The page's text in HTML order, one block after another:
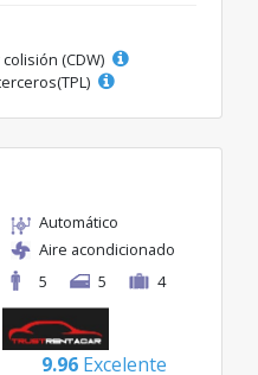
(CDW)
Automático
Aire acondicionado
5
5 4
9.96 Excelente